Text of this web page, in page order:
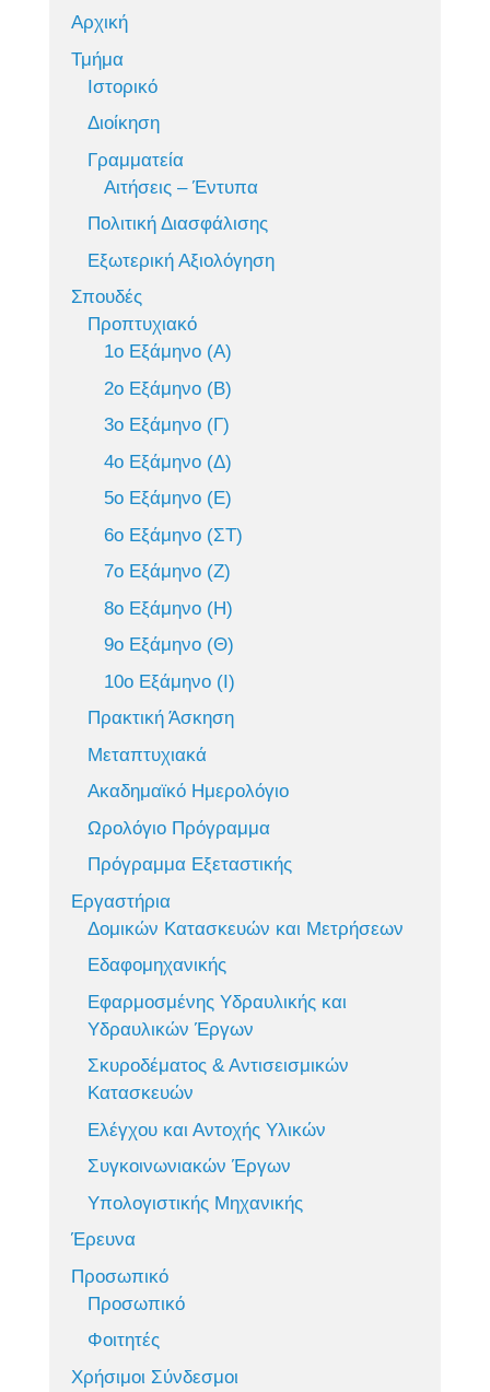
Αρχική
Τμήμα
Ιστορικό
Διοίκηση
Γραμματεία
Αιτήσεις – Έντυπα
Πολιτική Διασφάλισης
Εξωτερική Αξιολόγηση
Σπουδές
Προπτυχιακό
1ο Εξάμηνο (Α)
2ο Εξάμηνο (Β)
3ο Εξάμηνο (Γ)
4ο Εξάμηνο (Δ)
5ο Εξάμηνο (Ε)
6ο Εξάμηνο (ΣΤ)
7ο Εξάμηνο (Ζ)
8ο Εξάμηνο (Η)
9ο Εξάμηνο (Θ)
10ο Εξάμηνο (Ι)
Πρακτική Άσκηση
Μεταπτυχιακά
Ακαδημαϊκό Ημερολόγιο
Ωρολόγιο Πρόγραμμα
Πρόγραμμα Εξεταστικής
Εργαστήρια
Δομικών Κατασκευών και Μετρήσεων
Εδαφομηχανικής
Εφαρμοσμένης Υδραυλικής και
Υδραυλικών Έργων
Σκυροδέματος & Αντισεισμικών
Κατασκευών
Ελέγχου και Αντοχής Υλικών
Συγκοινωνιακών Έργων
Υπολογιστικής Μηχανικής
Έρευνα
Προσωπικό
Προσωπικό
Φοιτητές
Χρήσιμοι Σύνδεσμοι